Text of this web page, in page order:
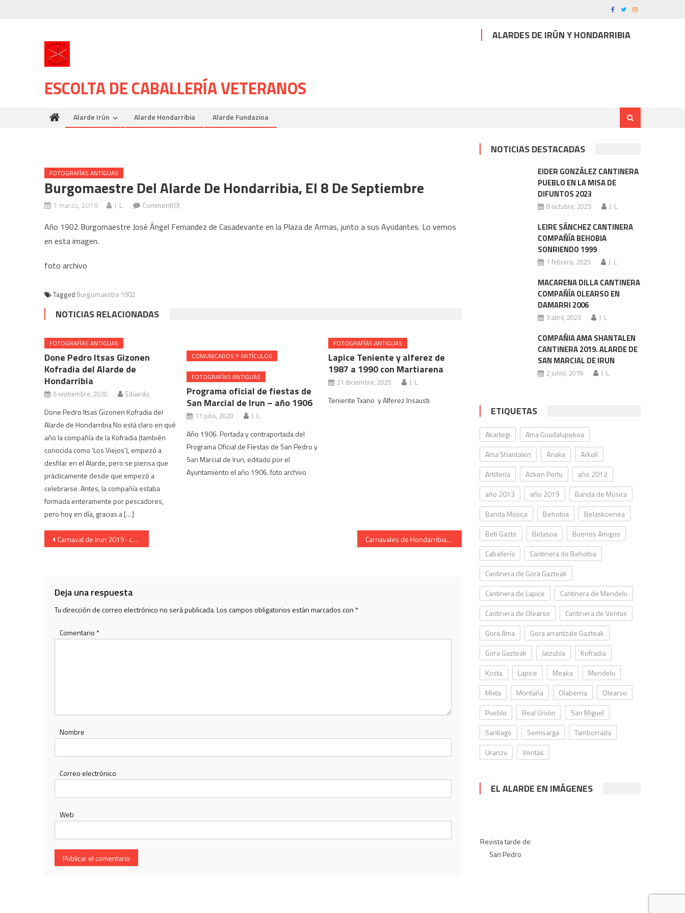
ESCOLTA DE CABALLERÍA VETERANOS
ALARDES DE IRÚN Y HONDARRIBIA
Alarde Irún Alarde Hondarribia Alarde Fundazioa
FOTOGRAFÍAS ANTIGUAS
Burgomaestre Del Alarde De Hondarribia, El 8 De Septiembre
1 marzo, 2019 J. L. Comment(0)
Año 1902 Burgomaestre José Ángel Fernandez de Casadevante en la Plaza de Armas, junto a sus Ayudantes. Lo vemos
en esta imagen.
foto archivo
Tagged Burgomaestre 1902
NOTICIAS RELACIONADAS
FOTOGRAFÍAS ANTIGUAS
Done Pedro Itsas Gizonen
Kofradia del Alarde de
Hondarribia
6 septiembre, 2020 Eduardo
Done Pedro Itsas Gizonen Kofradia del
Alarde de Hondarribia No está claro en qué
año la compañía de la Kofradia (también
conocida como ‘Los Viejos’), empezó a
desfilar en el Alarde, pero se piensa que
prácticamente desde que empezó a
celebrarse. Antes, la compañía estaba
formada enteramente por pescadores,
pero hoy en día, gracias a […]
COMUNICADOS Y ARTÍCULOS
FOTOGRAFÍAS ANTIGUAS
Programa oficial de fiestas de
San Marcial de Irun – año 1906
11 julio, 2020 J. L.
Año 1906. Portada y contraportada del
Programa Oficial de Fiestas de San Pedro y
San Marcial de Irun, editado por el
Ayuntamiento el año 1906. foto archivo
FOTOGRAFÍAS ANTIGUAS
Lapice Teniente y alferez de
1987 a 1990 con Martiarena
21 diciembre, 2025 J. L.
Teniente Txano y Alferez Insausti
Navegación
Carnaval de Irun 2019- cartel anunciador del evento Carnavales de Hondarribia 2019 – cartel anunciador del evento
Deja una respuesta
Tu dirección de correo electrónico no será publicada.Los campos obligatorios están marcados con *
Comentario *
Nombre
Correo electrónico
Web
NOTICIAS DESTACADAS
EIDER GONZÁLEZ CANTINERA
PUEBLO EN LA MISA DE
DIFUNTOS 2023
8 octubre, 2023 J. L.
LEIRE SÁNCHEZ CANTINERA
COMPAÑÍA BEHOBIA
SONRIENDO 1999
1 febrero, 2025 J. L.
MACARENA DILLA CANTINERA
COMPAÑÍA OLEARSO EN
DAMARRI 2006
3 abril, 2023 J. L.
COMPAÑIA AMA SHANTALEN
CANTINERA 2019. ALARDE DE
SAN MARCIAL DE IRUN
2 junio, 2019 J. L.
ETIQUETAS
Akartegi
Ama Guadalupekoa
Ama Shantalen
Anaka
Arkoll
Artillería
Azken Portu
año 2012
año 2013
año 2019
Banda de Música
Banda Música
Behobia
Belaskoenea
Beti Gazte
Bidasoa
Buenos Amigos
Caballería
Cantinera de Behobia
Cantinera de Gora Gazteak
Cantinera de Lapice
Cantinera de Mendelu
Cantinera de Olearso
Cantinera de Ventas
Gora Ama
Gora arrantzale Gazteak
Gora Gazteak
Jaizubía
Kofradia
Kosta
Lapice Meaka
Mendelu
Mixta
Montaña Olaberria
Olearso
Pueblo
Real Unión
San Miguel
Santiago
Semisarga
Tamborrada
Uranzu
Ventas
EL ALARDE EN IMÁGENES
Revista tarde de
San Pedro